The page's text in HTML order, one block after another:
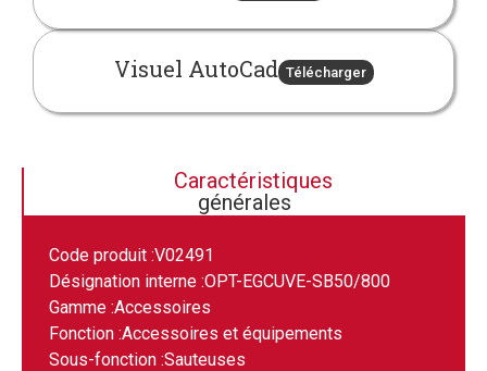
Visuel AutoCad Télécharger
Caractéristiques
générales
Code produit :V02491
Désignation interne :OPT-EGCUVE-SB50/800
Gamme :Accessoires
Fonction :Accessoires et équipements
Sous-fonction :Sauteuses